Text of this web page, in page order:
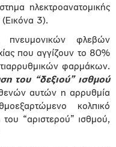
ηλεκτροανατομικής
(Εικόνα 3).
φλεβών
που αγγίζουν το 80%
φαρμάκων.
του “δεξιού” ισθμού
αυτών η αρρυθμία
κολπικό
“αριστερού” ισθμού,